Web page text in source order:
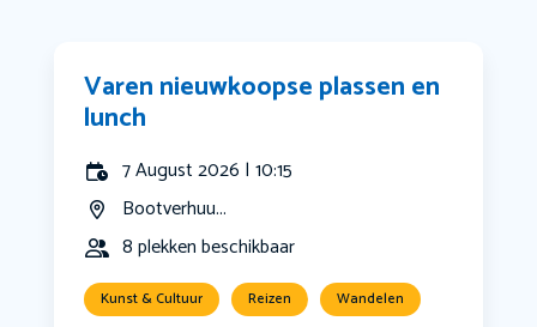
Varen nieuwkoopse plassen en
lunch
7 August 2026 | 10:15
Bootverhuu...
8 plekken beschikbaar
Kunst & Cultuur Reizen Wandelen